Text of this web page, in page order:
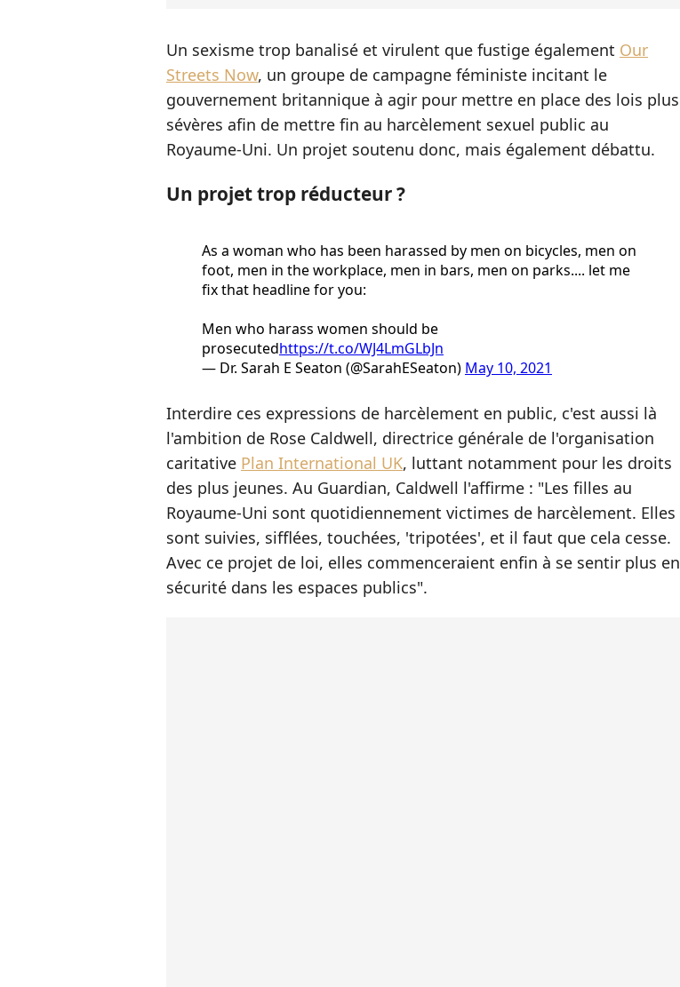
Un sexisme trop banalisé et virulent que fustige également Our
Streets Now, un groupe de campagne féministe incitant le
gouvernement britannique à agir pour mettre en place des lois plus
sévères afin de mettre fin au harcèlement sexuel public au
Royaume-Uni. Un projet soutenu donc, mais également débattu.
Un projet trop réducteur ?
As a woman who has been harassed by men on bicycles, men on
foot, men in the workplace, men in bars, men on parks.... let me
fix that headline for you:
Men who harass women should be
prosecutedhttps://t.co/WJ4LmGLbJn
— Dr. Sarah E Seaton (@SarahESeaton) May 10, 2021
Interdire ces expressions de harcèlement en public, c'est aussi là
l'ambition de Rose Caldwell, directrice générale de l'organisation
caritative Plan International UK, luttant notamment pour les droits
des plus jeunes. Au Guardian, Caldwell l'affirme : "Les filles au
Royaume-Uni sont quotidiennement victimes de harcèlement. Elles
sont suivies, sifflées, touchées, 'tripotées', et il faut que cela cesse.
Avec ce projet de loi, elles commenceraient enfin à se sentir plus en
sécurité dans les espaces publics".